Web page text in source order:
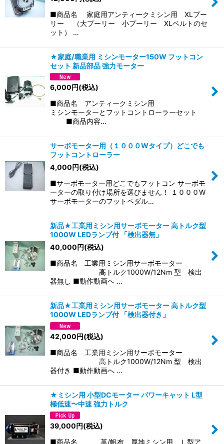
■商品名 家庭用アンティークミシン用 XLプー
リー （大プーリー 小プーリー XLベルトのセ
ット） …
★家庭/職業用 ミシンモーター150W フットコン
セット 新品部品 強力モーター
6,000円(税込)
■商品名 アンティークミシン用
ミシンモーターとフットコントローラーセット
■商品内容…
サーボモーター用（１０００Wタイプ）どこでも
フットコントローラー
4,000円(税込)
■サーボモーター用どこでもフットコン サーボモ
ーターの取り付け場所を選びません！ １０００W
サーボモーターのフットペダル…
新品★工業用ミシン用サーボモーター 高トルク型
1000W LEDランプ付 「検出器無」
40,000円(税込)
■商品名 工業用ミシン用サーボモーター
高トルク1000W/12Nm 型 検出
器無し ■動作動画へ …
新品★工業用ミシン用サーボモーター 高トルク型
1000W LEDランプ付 「検出器付き」
42,000円(税込)
■商品名 工業用ミシン用サーボモーター
高トルク1000W/12Nm 型 検出
器付き ■動作動画へ …
★ミシン用 小型DCモーター パワーキャット L型
極低速〜中速 強力トルク
39,000円(税込)
■商品名 革/帆布、厚地ミシン用 Ｌ型ア